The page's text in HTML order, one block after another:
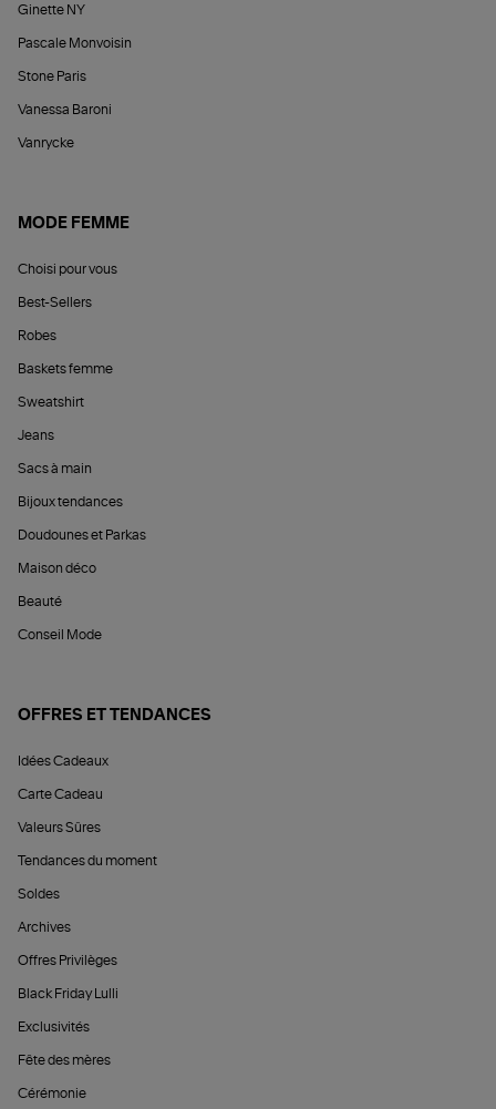
Ginette NY
Pascale Monvoisin
Stone Paris
Vanessa Baroni
Vanrycke
MODE FEMME
Choisi pour vous
Best-Sellers
Robes
Baskets femme
Sweatshirt
Jeans
Sacs à main
Bijoux tendances
Doudounes et Parkas
Maison déco
Beauté
Conseil Mode
OFFRES ET TENDANCES
Idées Cadeaux
Carte Cadeau
Valeurs Sûres
Tendances du moment
Soldes
Archives
Offres Privilèges
Black Friday Lulli
Exclusivités
Fête des mères
Cérémonie